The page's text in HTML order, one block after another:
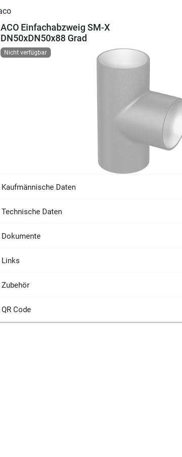
ACO Einfachabzweig SM-X
DN50xDN50x88 Grad
Nicht verfügbar
Kaufmännische Daten
Technische Daten
Dokumente
Links
Zubehör
QR Code